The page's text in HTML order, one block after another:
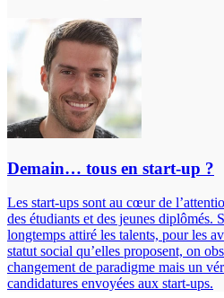
Demain… tous en start-up ?
Les start-ups sont au cœur de
des étudiants et des jeunes diplômés.
longtemps attiré les talents, pour les
statut social qu’elles proposent, on
changement de paradigme mais un
candidatures envoyées aux start-ups.